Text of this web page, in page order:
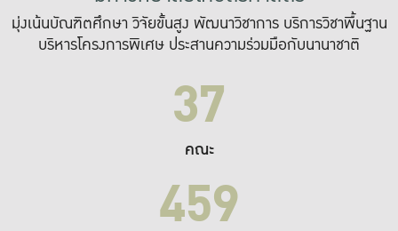
มุ่งเน้นบัณฑิตศึกษา วิจัยขั้นสูง พัฒนาวิชาการ บริการวิชาพื้นฐาน
บริหารโครงการพิเศษ ประสานความร่วมมือกับนานาชาติ
37
คณะ
459